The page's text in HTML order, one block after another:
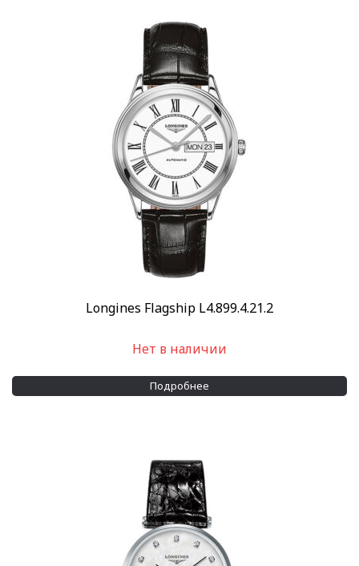
Longines Flagship L4.899.4.21.2
Нет в наличии
Подробнее